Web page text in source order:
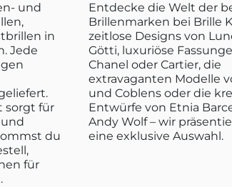
und
in
Jede
sorgt für
du
für
Entdecke die Welt der
Brillenmarken bei Brille
zeitlose Designs von
Götti, luxuriöse
Chanel oder Cartier, die
extravaganten Modelle
und Coblens oder die
Entwürfe von Etnia
Andy Wolf – wir
eine exklusive Auswahl.